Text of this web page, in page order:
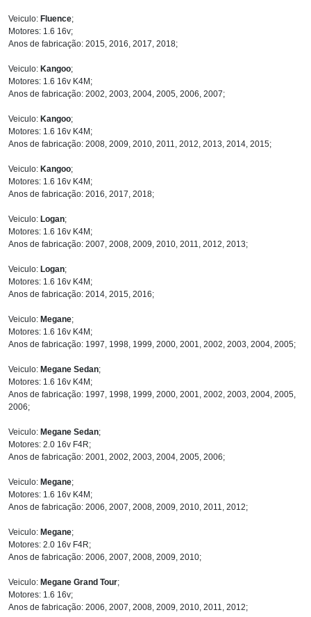
Veiculo: Fluence;
Motores: 1.6 16v;
Anos de fabricação: 2015, 2016, 2017, 2018;
Veiculo: Kangoo;
Motores: 1.6 16v K4M;
Anos de fabricação: 2002, 2003, 2004, 2005, 2006, 2007;
Veiculo: Kangoo;
Motores: 1.6 16v K4M;
Anos de fabricação: 2008, 2009, 2010, 2011, 2012, 2013, 2014, 2015;
Veiculo: Kangoo;
Motores: 1.6 16v K4M;
Anos de fabricação: 2016, 2017, 2018;
Veiculo: Logan;
Motores: 1.6 16v K4M;
Anos de fabricação: 2007, 2008, 2009, 2010, 2011, 2012, 2013;
Veiculo: Logan;
Motores: 1.6 16v K4M;
Anos de fabricação: 2014, 2015, 2016;
Veiculo: Megane;
Motores: 1.6 16v K4M;
Anos de fabricação: 1997, 1998, 1999, 2000, 2001, 2002, 2003, 2004, 2005;
Veiculo: Megane Sedan;
Motores: 1.6 16v K4M;
Anos de fabricação: 1997, 1998, 1999, 2000, 2001, 2002, 2003, 2004, 2005,
2006;
Veiculo: Megane Sedan;
Motores: 2.0 16v F4R;
Anos de fabricação: 2001, 2002, 2003, 2004, 2005, 2006;
Veiculo: Megane;
Motores: 1.6 16v K4M;
Anos de fabricação: 2006, 2007, 2008, 2009, 2010, 2011, 2012;
Veiculo: Megane;
Motores: 2.0 16v F4R;
Anos de fabricação: 2006, 2007, 2008, 2009, 2010;
Veiculo: Megane Grand Tour;
Motores: 1.6 16v;
Anos de fabricação: 2006, 2007, 2008, 2009, 2010, 2011, 2012;